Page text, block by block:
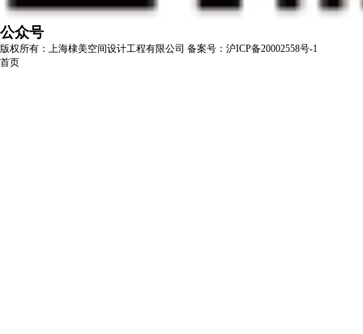
公众号
版权所有：上海棣美空间设计工程有限公司 备案号：沪ICP备20002558号-1
首页